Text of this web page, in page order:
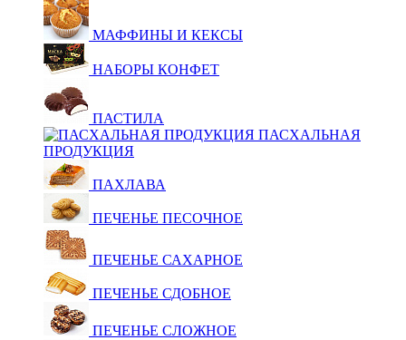
МАФФИНЫ И КЕКСЫ
НАБОРЫ КОНФЕТ
ПАСТИЛА
ПАСХАЛЬНАЯ
ПРОДУКЦИЯ
ПАХЛАВА
ПЕЧЕНЬЕ ПЕСОЧНОЕ
ПЕЧЕНЬЕ САХАРНОЕ
ПЕЧЕНЬЕ СДОБНОЕ
ПЕЧЕНЬЕ СЛОЖНОЕ